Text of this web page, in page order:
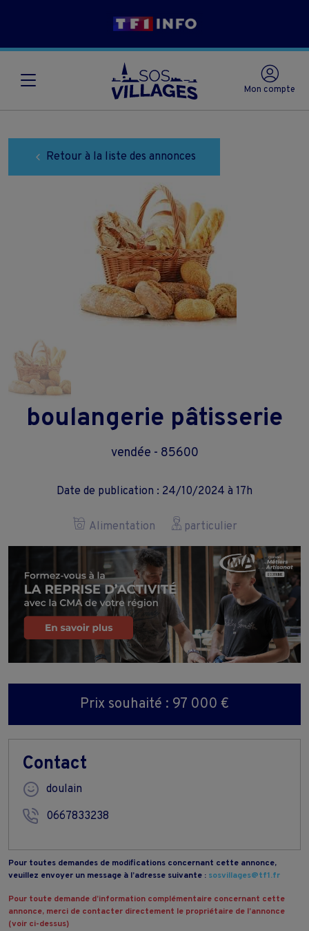
Mon compte
Retour à la liste des annonces
boulangerie pâtisserie
vendée - 85600
Date de publication : 24/10/2024 à 17h
Alimentation particulier
Prix souhaité : 97 000 €
Contact
doulain
0667833238
Pour toutes demandes de modifications concernant cette annonce,
veuillez envoyer un message à l’adresse suivante : sosvillages@tf1.fr
Pour toute demande d’information complémentaire concernant cette
annonce, merci de contacter directement le propriétaire de l’annonce
(voir ci-dessus)